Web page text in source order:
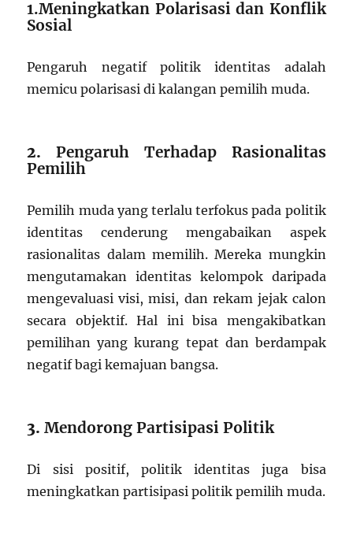
1.Meningkatkan Polarisasi dan Konflik
Sosial
Pengaruh negatif politik identitas adalah
memicu polarisasi di kalangan pemilih muda.
2.Pengaruh Terhadap Rasionalitas
Pemilih
Pemilih muda yang terlalu terfokus pada politik
identitas cenderung mengabaikan aspek
rasionalitas dalam memilih. Mereka mungkin
mengutamakan identitas kelompok daripada
mengevaluasi visi, misi, dan rekam jejak calon
secara objektif. Hal ini bisa mengakibatkan
pemilihan yang kurang tepat dan berdampak
negatif bagi kemajuan bangsa.
3.Mendorong Partisipasi Politik
Di sisi positif, politik identitas juga bisa
meningkatkan partisipasi politik pemilih muda.